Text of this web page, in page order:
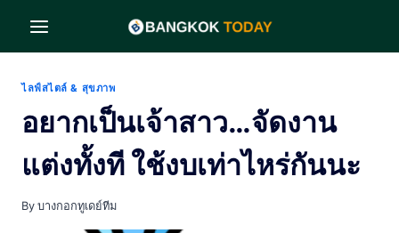
content
ไลฟ์สไตล์ & สุขภาพ
อยากเป็นเจ้าสาว…จัดงาน
แต่งทั้งที ใช้งบเท่าไหร่กันนะ
By บางกอกทูเดย์ทีม